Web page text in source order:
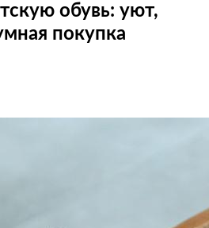
обувь: уют,
покупка